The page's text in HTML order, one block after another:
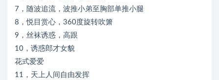
7，随波追流，波推小弟至胸部单推小腿
8，悦目赏心，360度旋转吹箫
9，丝袜诱惑，高跟
10，诱惑郎才女貌
花式爱爱
11，天上人间自由发挥